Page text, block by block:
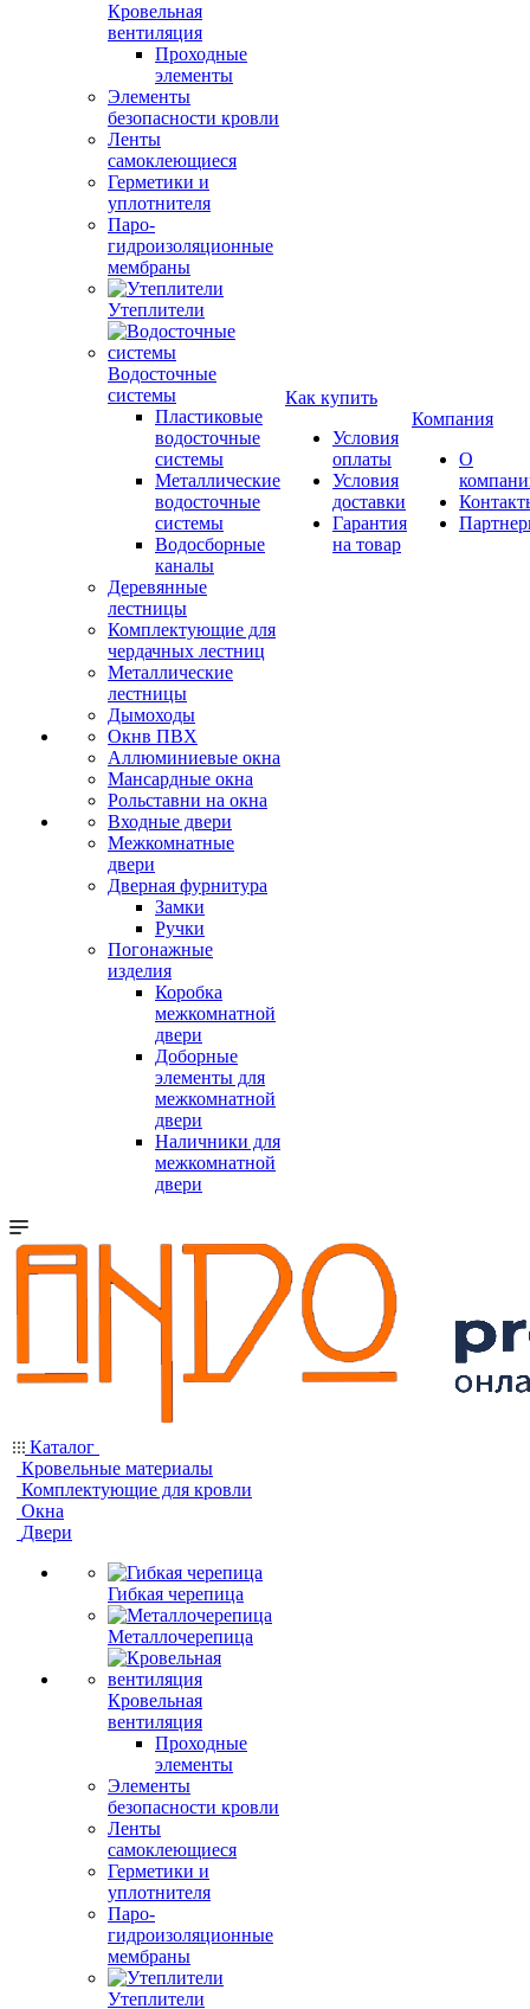
Кровельная
вентиляция
Проходные
элементы
Элементы
безопасности кровли
Ленты
самоклеющиеся
Герметики и
уплотнителя
Паро-
гидроизоляционные
мембраны
Утеплители
Водосточные
системы
Пластиковые
водосточные
системы
Металлические
водосточные
системы
Водосборные
каналы
Деревянные
лестницы
Комплектующие для
чердачных лестниц
Металлические
лестницы
Дымоходы
Окнв ПВХ
Аллюминиевые окна
Мансардные окна
Рольставни на окна
Входные двери
Межкомнатные
двери
Дверная фурнитура
Замки
Ручки
Погонажные
изделия
Коробка
межкомнатной
двери
Доборные
элементы для
межкомнатной
двери
Наличники для
межкомнатной
двери
Как купить
Условия
оплаты
Условия
доставки
Гарантия
на товар
Компания
О
Каталог
Кровельные материалы
Комплектующие для кровли
Окна
Двери
Гибкая черепица
Металлочерепица
Кровельная
вентиляция
Проходные
элементы
Элементы
безопасности кровли
Ленты
самоклеющиеся
Герметики и
уплотнителя
Паро-
гидроизоляционные
мембраны
Утеплители